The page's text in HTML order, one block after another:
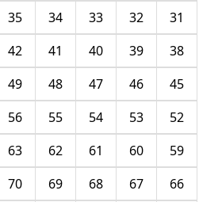
31
32
33
34
35
38
39
40
41
42
45
46
47
48
49
52
53
54
55
56
59
60
61
62
63
66
67
68
69
70